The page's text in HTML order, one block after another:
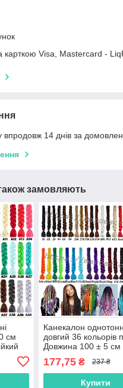
карткою Visa, Mastercard -
14 днів за
замовляють
см
Канекалон
довгий 36 кольорів
Довжина 100 ± 5 см
коса Jumbo
177,75₴ 237 ₴
Купити